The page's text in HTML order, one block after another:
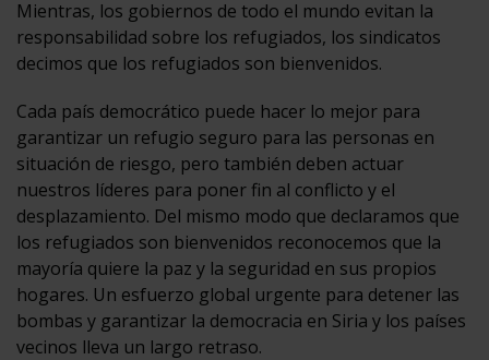
Mientras, los gobiernos de todo el mundo evitan la
responsabilidad sobre los refugiados, los sindicatos
decimos que los refugiados son bienvenidos.
Cada país democrático puede hacer lo mejor para
garantizar un refugio seguro para las personas en
situación de riesgo, pero también deben actuar
nuestros líderes para poner fin al conflicto y el
desplazamiento. Del mismo modo que declaramos que
los refugiados son bienvenidos reconocemos que la
mayoría quiere la paz y la seguridad en sus propios
hogares. Un esfuerzo global urgente para detener las
bombas y garantizar la democracia en Siria y los países
vecinos lleva un largo retraso.